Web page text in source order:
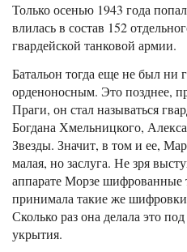
Только осенью 1943 года
влилась в состав 152
гвардейской танковой армии.
Батальон тогда еще не был ни
орденоносным. Это позднее,
Праги, он стал называться
Богдана Хмельницкого,
Звезды. Значит, в том и ее,
малая, но заслуга. Не зря
аппарате Морзе
принимала такие же
Сколько раз она делала это
укрытия.